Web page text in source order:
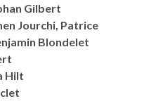
Gilbert
Jourchi, Patrice
Blondelet
Hilt